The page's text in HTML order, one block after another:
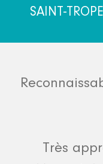
SAINT-
Très